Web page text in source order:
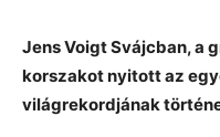
Jens Voigt Svájcban, a
korszakot nyitott az
világrekordjának